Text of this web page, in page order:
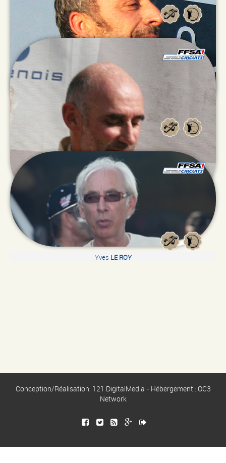
XavierMICHEL
YannickVERHILLE
Yves LE ROY
Conception/Réalisation: 121 DigitalMedia - Hébergement : OC3
Network